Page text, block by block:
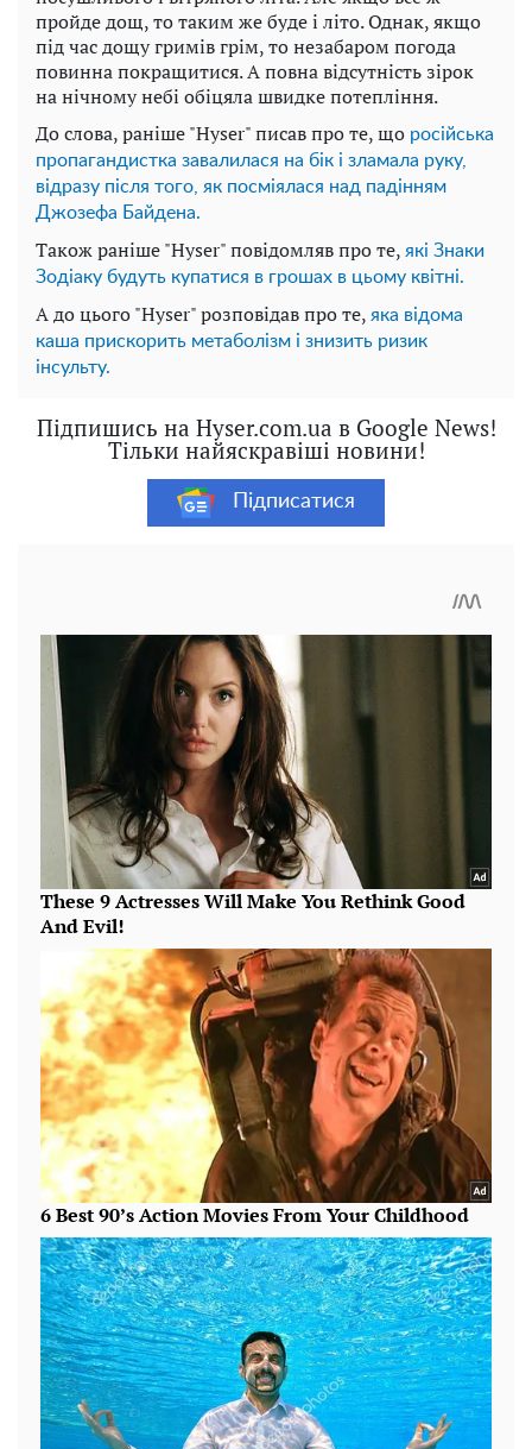
пройде дощ, то таким же буде і літо. Однак, якщо
під час дощу гримів грім, то незабаром погода
повинна покращитися. А повна відсутність зірок
на нічному небі обіцяла швидке потепління.
До слова, раніше "Hyser" писав про те, що російська
пропагандистка завалилася на бік і зламала руку,
відразу після того, як посміялася над падінням
Джозефа Байдена.
Також раніше "Hyser" повідомляв про те, які Знаки
Зодіаку будуть купатися в грошах в цьому квітні.
А до цього "Hyser" розповідав про те, яка відома
каша прискорить метаболізм і знизить ризик
інсульту.
Підпишись на Hyser.com.ua в Google News!
Тільки найяскравіші новини!
Підписатися